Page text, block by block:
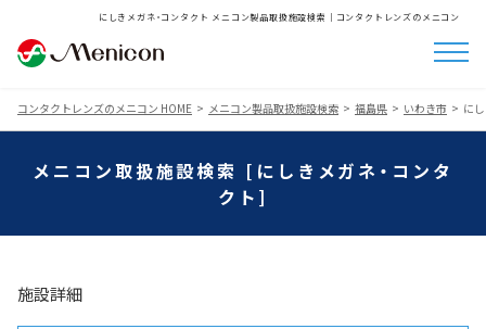
にしきメガネ・コンタクト メニコン製品取扱施設検索│コンタクトレンズのメニコン
コンタクトレンズのメニコン HOME メニコン製品取扱施設検索 福島県 いわき市 に
メニコン取扱施設検索 [にしきメガネ・コンタ
クト]
施設詳細